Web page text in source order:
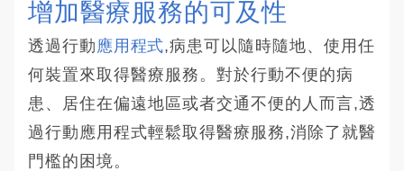
增加醫療服務的可及性
透過行動 應用程式,病患可以隨時隨地、使用任
何裝置來取得醫療服務。對於行動不便的病
患、居住在偏遠地區或者交通不便的人而言,透
過行動應用程式輕鬆取得醫療服務,消除了就醫
門檻的困境。